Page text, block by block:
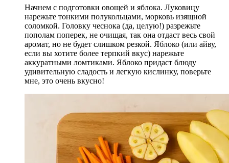
Начнем с подготовки овощей и яблока. Луковицу
нарежьте тонкими полукольцами, морковь изящной
соломкой. Головку чеснока (да, целую!) разрежьте
пополам поперек, не очищая, так она отдаст весь свой
аромат, но не будет слишком резкой. Яблоко (или айву,
если вы хотите более терпкий вкус) нарежьте
аккуратными ломтиками. Яблоко придаст блюду
удивительную сладость и легкую кислинку, поверьте
мне, это очень вкусно!